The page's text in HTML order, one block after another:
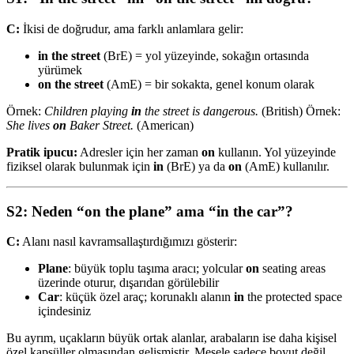
C: İkisi de doğrudur, ama farklı anlamlara gelir:
in the street (BrE) = yol yüzeyinde, sokağın ortasında
yürümek
on the street (AmE) = bir sokakta, genel konum olarak
Örnek: Children playing in the street is dangerous. (British) Örnek:
She lives on Baker Street. (American)
Pratik ipucu: Adresler için her zaman on kullanın. Yol yüzeyinde
fiziksel olarak bulunmak için in (BrE) ya da on (AmE) kullanılır.
S2: Neden “on the plane” ama “in the car”?
C: Alanı nasıl kavramsallaştırdığımızı gösterir:
Plane: büyük toplu taşıma aracı; yolcularon seating areas
üzerinde oturur, dışarıdan görülebilir
Car: küçük özel araç; korunaklı alanın in the protected space
içindesiniz
Bu ayrım, uçakların büyük ortak alanlar, arabaların ise daha kişisel